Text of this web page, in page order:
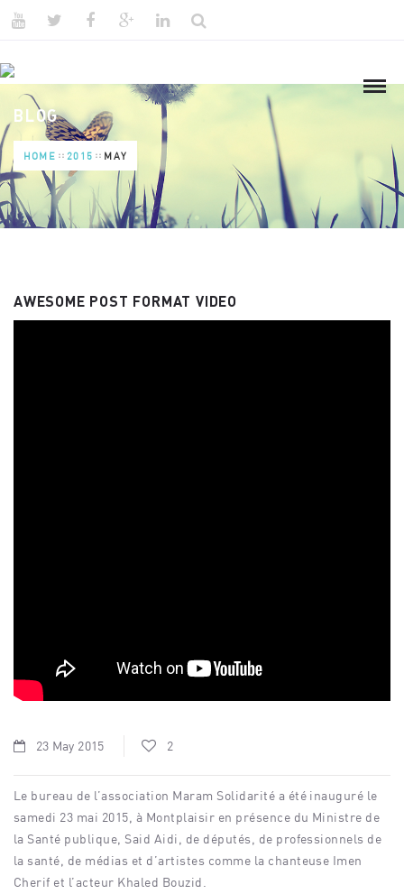
BLOG
HOME 2015 MAY
AWESOME POST FORMAT VIDEO
23 May 2015 2
Le bureau de l’association Maram Solidarité a été inauguré le
samedi 23 mai 2015, à Montplaisir en présence du Ministre de
la Santé publique, Said Aidi, de députés, de professionnels de
la santé, de médias et d’artistes comme la chanteuse Imen
Cherif et l’acteur Khaled Bouzid.